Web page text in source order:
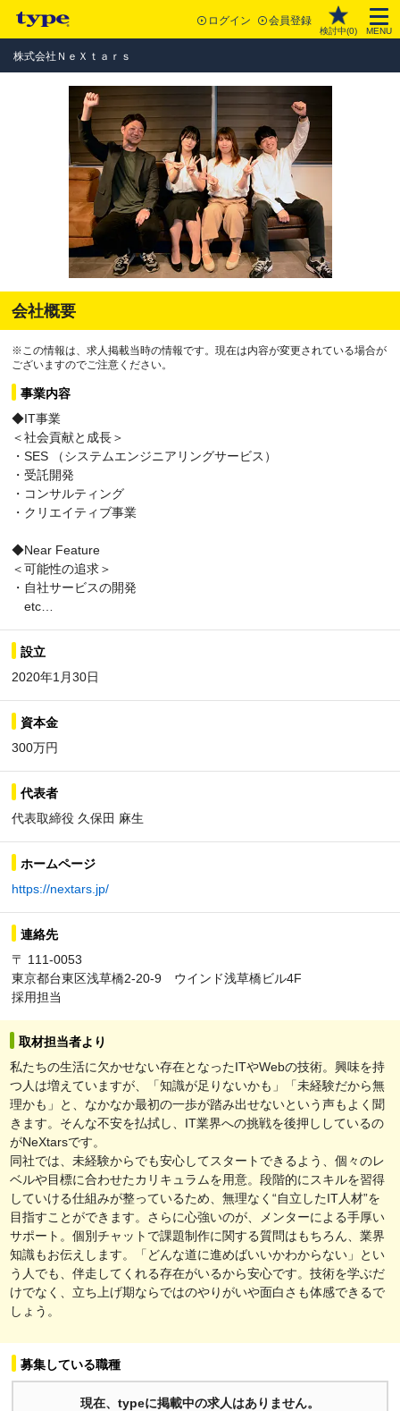
ログイン 会員登録
検討中(0) MENU
株式会社ＮｅＸｔａｒｓ
会社概要
※この情報は、求人掲載当時の情報です。現在は内容が変更されている場合が
ございますのでご注意ください。
事業内容
◆IT事業
＜社会貢献と成長＞
・SES （システムエンジニアリングサービス）
・受託開発
・コンサルティング
・クリエイティブ事業
◆Near Feature
＜可能性の追求＞
・自社サービスの開発
etc…
設立
2020年1月30日
資本金
300万円
代表者
代表取締役 久保田 麻生
ホームページ
https://nextars.jp/
連絡先
〒 111-0053
東京都台東区浅草橋2-20-9 ウインド浅草橋ビル4F
採用担当
取材担当者より
私たちの生活に欠かせない存在となったITやWebの技術。興味を持
つ人は増えていますが、「知識が足りないかも」「未経験だから無
理かも」と、なかなか最初の一歩が踏み出せないという声もよく聞
きます。そんな不安を払拭し、IT業界への挑戦を後押ししているの
がNeXtarsです。
同社では、未経験からでも安心してスタートできるよう、個々のレ
ベルや目標に合わせたカリキュラムを用意。段階的にスキルを習得
していける仕組みが整っているため、無理なく“自立したIT人材”を
目指すことができます。さらに心強いのが、メンターによる手厚い
サポート。個別チャットで課題制作に関する質問はもちろん、業界
知識もお伝えします。「どんな道に進めばいいかわからない」とい
う人でも、伴走してくれる存在がいるから安心です。技術を学ぶだ
けでなく、立ち上げ期ならではのやりがいや面白さも体感できるで
しょう。
募集している職種
現在、typeに掲載中の求人はありません。